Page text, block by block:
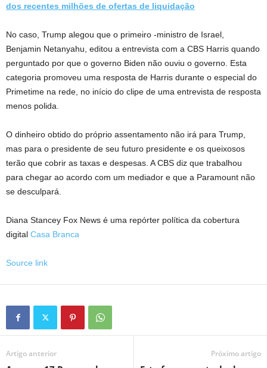
dos recentes milhões de ofertas de liquidação
No caso, Trump alegou que o primeiro -ministro de Israel,
Benjamin Netanyahu, editou a entrevista com a CBS Harris quando
perguntado por que o governo Biden não ouviu o governo. Esta
categoria promoveu uma resposta de Harris durante o especial do
Primetime na rede, no início do clipe de uma entrevista de resposta
menos polida.
O dinheiro obtido do próprio assentamento não irá para Trump,
mas para o presidente de seu futuro presidente e os queixosos
terão que cobrir as taxas e despesas. A CBS diz que trabalhou
para chegar ao acordo com um mediador e que a Paramount não
se desculpará.
Diana Stancey Fox News é uma repórter política da cobertura
digital Casa Branca
Source link
Artigo anterior Próximo artigo